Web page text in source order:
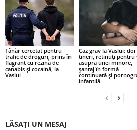
Tânăr cercetat pentru
trafic de droguri, prins în
flagrant cu rezină de
canabis și cocaină, la
Vaslui
Caz grav la Vaslui: doi
tineri, retinuți pentru
asupra unei minore,
șantaj în formă
continuată și
infantilă
LĂSAȚI UN MESAJ